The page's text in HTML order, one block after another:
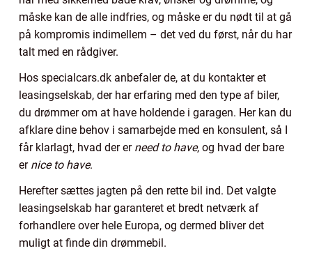
måske kan de alle indfries, og måske er du nødt til at gå
på kompromis indimellem – det ved du først, når du har
talt med en rådgiver.
Hos specialcars.dk anbefaler de, at du kontakter et
leasingselskab, der har erfaring med den type af biler,
du drømmer om at have holdende i garagen. Her kan du
afklare dine behov i samarbejde med en konsulent, så I
får klarlagt, hvad der er need to have, og hvad der bare
er nice to have.
Herefter sættes jagten på den rette bil ind. Det valgte
leasingselskab har garanteret et bredt netværk af
forhandlere over hele Europa, og dermed bliver det
muligt at finde din drømmebil.